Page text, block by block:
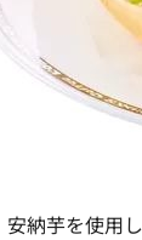
納芋を使用